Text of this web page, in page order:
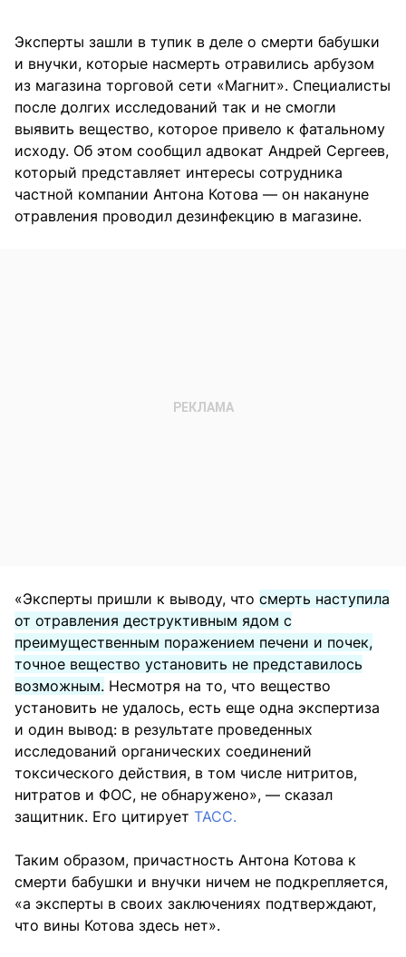
Эксперты зашли в тупик в деле о смерти бабушки
и внучки, которые насмерть отравились арбузом
из магазина торговой сети «Магнит». Специалисты
после долгих исследований так и не смогли
выявить вещество, которое привело к фатальному
исходу. Об этом сообщил адвокат Андрей Сергеев,
который представляет интересы сотрудника
частной компании Антона Котова — он накануне
отравления проводил дезинфекцию в магазине.
«Эксперты пришли к выводу, что смерть наступила
от отравления деструктивным ядом с
преимущественным поражением печени и почек,
точное вещество установить не представилось
возможным. Несмотря на то, что вещество
установить не удалось, есть еще одна экспертиза
и один вывод: в результате проведенных
исследований органических соединений
токсического действия, в том числе нитритов,
нитратов и ФОС, не обнаружено», — сказал
защитник. Его цитирует ТАСС.
Таким образом, причастность Антона Котова к
смерти бабушки и внучки ничем не подкрепляется,
«а эксперты в своих заключениях подтверждают,
что вины Котова здесь нет».